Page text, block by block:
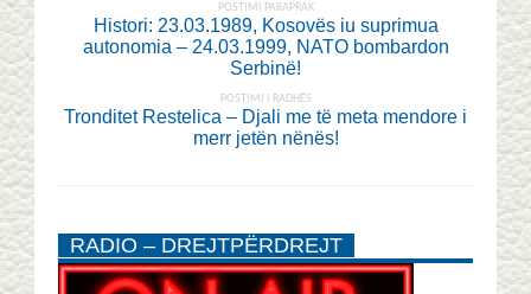
POSTIMI PARAPRAK
Histori: 23.03.1989, Kosovës iu suprimua
autonomia – 24.03.1999, NATO bombardon
Serbinë!
POSTIMI I RADHËS
Tronditet Restelica – Djali me të meta mendore i
merr jetën nënës!
RADIO – DREJTPËRDREJT